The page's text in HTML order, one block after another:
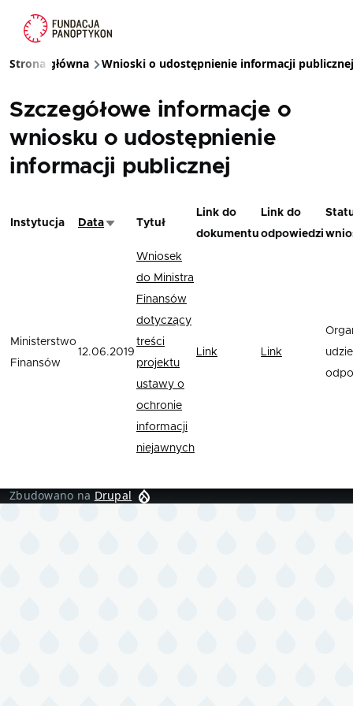
Ścieżka nawigacyjna
Strona główna Wnioski o udostępnienie informacji publicznej
Szczegółowe informacje o
wniosku o udostępnienie
informacji publicznej
Instytucja DataSortuj rosnąco
Tytuł
Link do
dokumentu
Link do
odpowiedzi
Ministerstwo
Finansów
12.06.2019
Wniosek
do Ministra
Finansów
dotyczący
treści
projektu
ustawy o
ochronie
informacji
niejawnych
Link Link
Zbudowano na Drupal